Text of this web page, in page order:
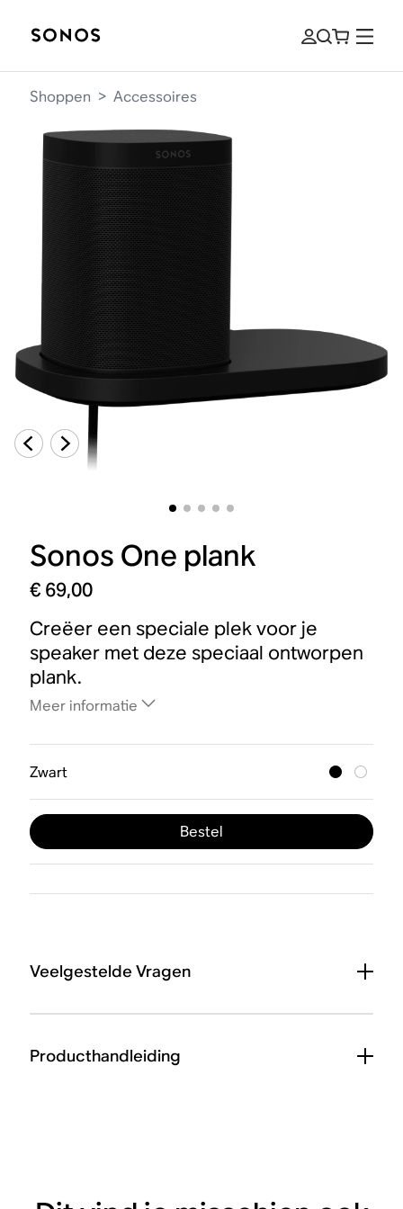
Shoppen > Accessoires
Sonos One plank
€ 69,00
Creëer een speciale plek voor je
speaker met deze speciaal ontworpen
plank.
Meer informatie
Zwart
Bestel
Veelgestelde Vragen
Producthandleiding